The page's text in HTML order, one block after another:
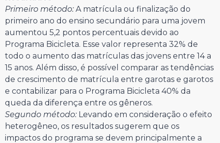
Primeiro método: A matrícula ou finalização do
primeiro ano do ensino secundário para uma jovem
aumentou 5,2 pontos percentuais devido ao
Programa Bicicleta. Esse valor representa 32% de
todo o aumento das matrículas das jovens entre 14 a
15 anos. Além disso, é possível comparar as tendências
de crescimento de matrícula entre garotas e garotos
e contabilizar para o Programa Bicicleta 40% da
queda da diferença entre os gêneros.
Segundo método: Levando em consideração o efeito
heterogêneo, os resultados sugerem que os
impactos do programa se devem principalmente a